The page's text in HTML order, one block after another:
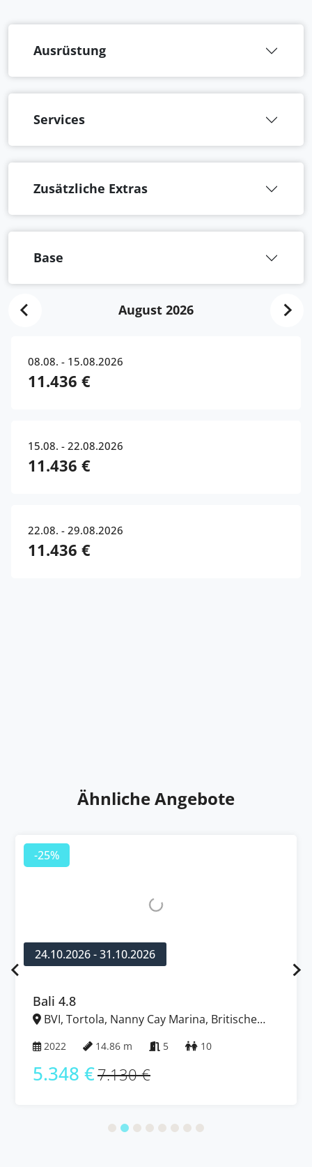
Ausrüstung
Services
Zusätzliche Extras
Base
August 2026
08.08. - 15.08.2026
11.436 €
15.08. - 22.08.2026
11.436 €
22.08. - 29.08.2026
11.436 €
Ähnliche Angebote
-25%
24.10.2026 - 31.10.2026
Bali 4.8
BVI, Tortola, Nanny Cay Marina, Britische
2022 14.86 m 5 10
5.348 €7.130 €